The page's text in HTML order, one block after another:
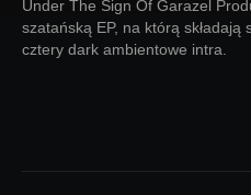
Under The Sign Of Garazel
szatańską EP, na którą
cztery dark ambientowe intra.